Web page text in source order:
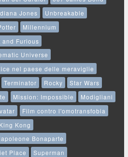
Jones
Unbreakable
Millennium
and Furious
Universe
nel paese delle meraviglie
Terminator Rocky
Star Wars
Mission: Impossible
Modigliani
Film contro l'omotransfobia
King Kong
Bonaparte
Place
Superman